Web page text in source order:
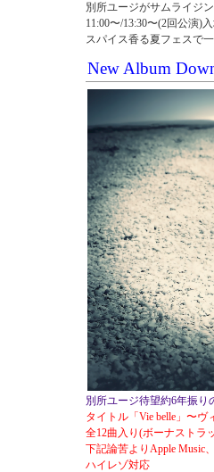
別所ユージがサムライジ
11:00〜/13:30〜(2回公演)
スパイス香る夏フェスで
New Album
別所ユージ待望約6年振り
タイトル「Vie belle」〜ヴ
全12曲入り(ボーナストラ
下記論苦よりApple Music
ハイレゾ対応